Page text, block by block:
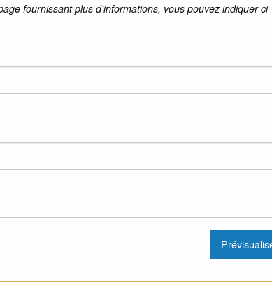
fournissant plus d’informations, vous pouvez indiquer ci-